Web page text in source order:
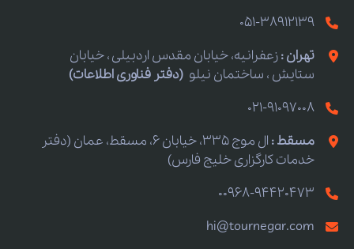
051-38912139
تهران :زعفرانیه، خیابان مقدس اردبیلی ، خیابان
ستایش ، ساختمان نیلو (دفتر فناوری اطلاعات)
021-91097008
مسقط :
ال موج 335، خیابان 6، مسقط، عمان (دفتر
خدمات کارگزاری خلیج فارس)
00968-94420473
hi@tournegar.com